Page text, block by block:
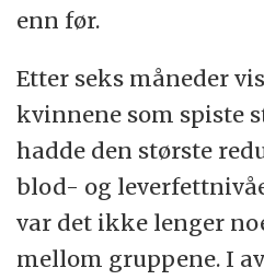
enn før.
Etter seks måneder
kvinnene som spiste
hadde den største
blod- og
var det ikke lenger
mellom gruppene. I